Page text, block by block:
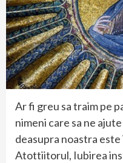
Ar fi greu sa traim pe
nimeni care sa ne
deasupra noastra
Atottiitorul, Iubirea